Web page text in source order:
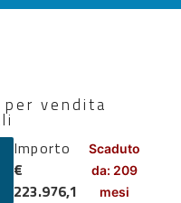
vendita
Importo
€
223.976,1
Scaduto
da: 209
mesi